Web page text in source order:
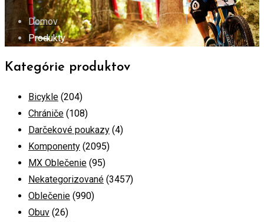
Domov
Produkty
Kategórie produktov
Bicykle (204)
Chrániče (108)
Darčekové poukazy (4)
Komponenty (2095)
MX Oblečenie (95)
Nekategorizované (3457)
Oblečenie (990)
Obuv (26)